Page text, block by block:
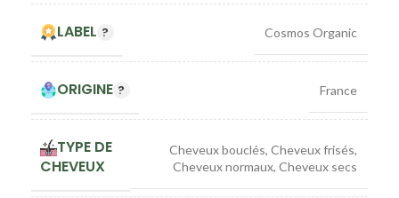
LABEL Cosmos Organic
ORIGINE France
TYPE DE
CHEVEUX
Cheveux bouclés, Cheveux frisés,
Cheveux normaux, Cheveux secs